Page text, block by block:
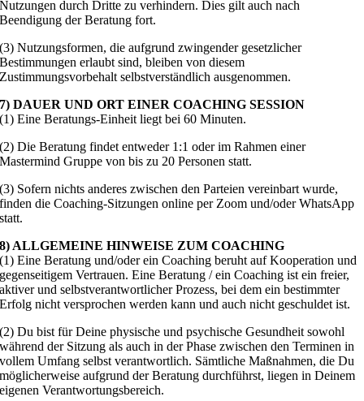
Nutzungen durch Dritte zu verhindern. Dies gilt auch nach
Beendigung der Beratung fort.
(3) Nutzungsformen, die aufgrund zwingender gesetzlicher
Bestimmungen erlaubt sind, bleiben von diesem
Zustimmungsvorbehalt selbstverständlich ausgenommen.
7) DAUER UND ORT EINER COACHING SESSION
(1) Eine Beratungs-Einheit liegt bei 60 Minuten.
(2) Die Beratung findet entweder 1:1 oder im Rahmen einer
Mastermind Gruppe von bis zu 20 Personen statt.
(3) Sofern nichts anderes zwischen den Parteien vereinbart wurde,
finden die Coaching-Sitzungen online per Zoom und/oder WhatsApp
statt.
8) ALLGEMEINE HINWEISE ZUM COACHING
(1) Eine Beratung und/oder ein Coaching beruht auf Kooperation und
gegenseitigem Vertrauen. Eine Beratung / ein Coaching ist ein freier,
aktiver und selbstverantwortlicher Prozess, bei dem ein bestimmter
Erfolg nicht versprochen werden kann und auch nicht geschuldet ist.
(2) Du bist für Deine physische und psychische Gesundheit sowohl
während der Sitzung als auch in der Phase zwischen den Terminen in
vollem Umfang selbst verantwortlich. Sämtliche Maßnahmen, die Du
möglicherweise aufgrund der Beratung durchführst, liegen in Deinem
eigenen Verantwortungsbereich.